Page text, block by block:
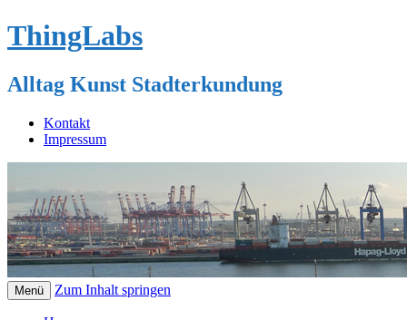
ThingLabs
Alltag Kunst Stadterkundung
Kontakt
Impressum
Menü Zum Inhalt springen